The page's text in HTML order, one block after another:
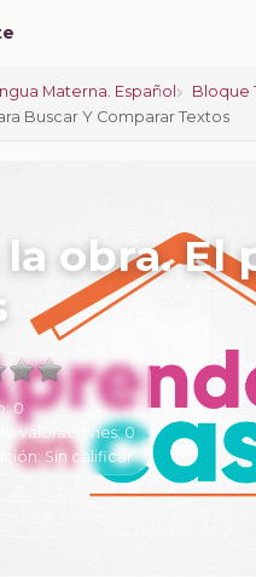
Materna. Español Bloque 1
Buscar Y Comparar Textos
obra.
0
valoraciones:0
Sin calificar